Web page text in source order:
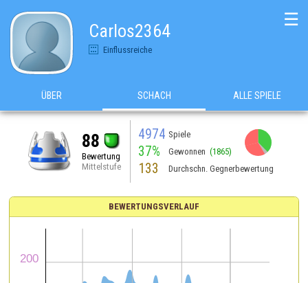
Carlos2364
Einflussreiche
☰
ÜBER SCHACH ALLE SPIELE
88
Bewertung
Mittelstufe
4974 Spiele
37% Gewonnen (1865)
133 Durchschn. Gegnerbewertung
BEWERTUNGSVERLAUF